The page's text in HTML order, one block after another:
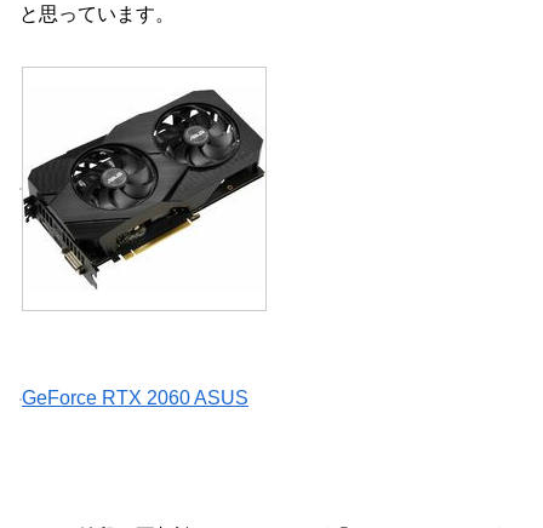
と思っています。
GeForce RTX 2060 ASUS